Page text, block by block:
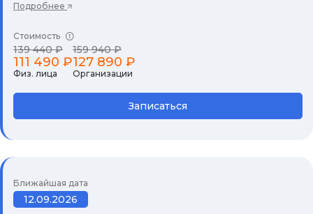
Подробнее
Стоимость
139 440 ₽
111 490 ₽
Физ. лица
159 940 ₽
127 890 ₽
Организации
Записаться
Ближайшая дата
12.09.2026